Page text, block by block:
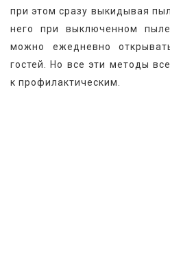
при этом сразу выкидывая
него при выключенном
можно ежедневно
гостей. Но все эти методы
к профилактическим.